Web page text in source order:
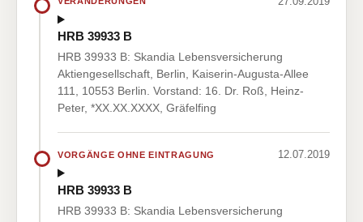
HRB 39933 B
HRB 39933 B: Skandia Lebensversicherung
Aktiengesellschaft, Berlin, Kaiserin-Augusta-Allee
111, 10553 Berlin. Vorstand: 16. Dr. Roß, Heinz-
Peter, *XX.XX.XXXX, Gräfelfing
VORGÄNGE OHNE EINTRAGUNG 12.07.2019
HRB 39933 B
HRB 39933 B: Skandia Lebensversicherung